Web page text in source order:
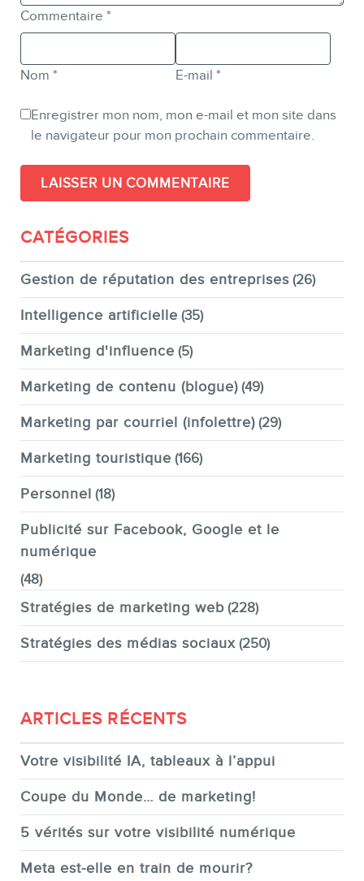
Commentaire *
Nom * E-mail *
Enregistrer mon nom, mon e-mail et mon site dans
le navigateur pour mon prochain commentaire.
CATÉGORIES
Gestion de réputation des entreprises (26)
Intelligence artificielle (35)
Marketing d'influence (5)
Marketing de contenu (blogue) (49)
Marketing par courriel (infolettre) (29)
Marketing touristique (166)
Personnel (18)
Publicité sur Facebook, Google et le
numérique
(48)
Stratégies de marketing web (228)
Stratégies des médias sociaux (250)
ARTICLES RÉCENTS
Votre visibilité IA, tableaux à l’appui
Coupe du Monde… de marketing!
5 vérités sur votre visibilité numérique
Meta est-elle en train de mourir?